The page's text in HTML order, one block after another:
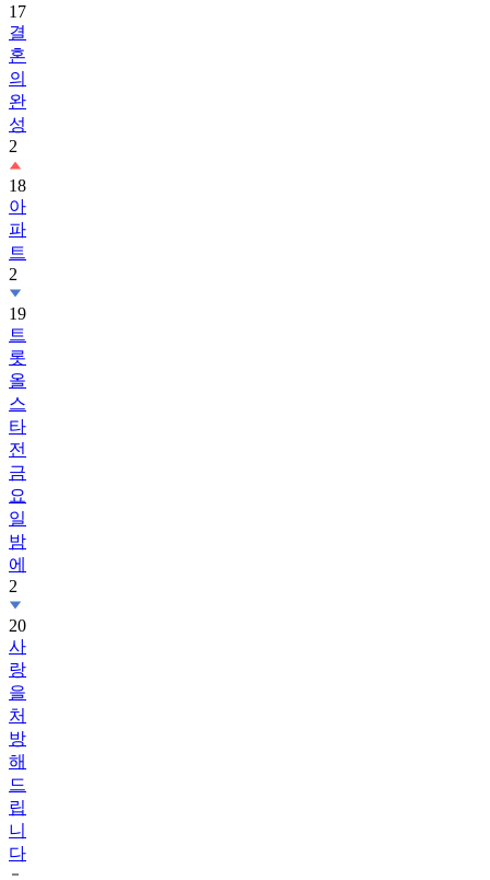
17
결
혼
의
완
성
2
18
아
파
트
2
19
트
롯
올
스
타
전
금
요
일
밤
에
2
20
사
랑
을
처
방
해
드
립
니
다